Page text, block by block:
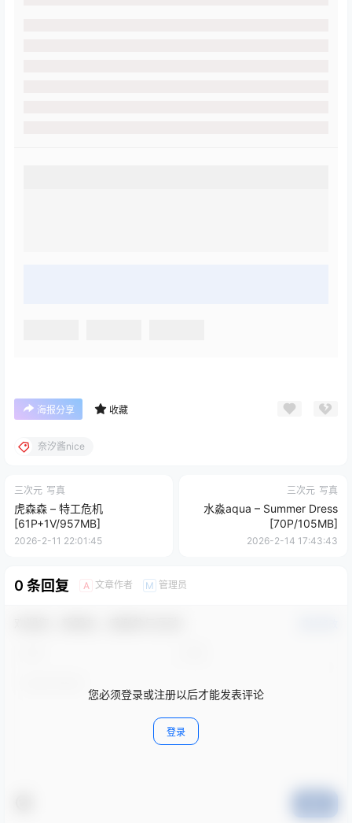
海报分享 收藏
奈汐酱nice
三次元 写真
虎森森 – 特工危机
[61P+1V/957MB]
2026-2-11 22:01:45
三次元 写真
水淼aqua – Summer Dress
[70P/105MB]
2026-2-14 17:43:43
0 条回复 A 文章作者 M 管理员
您必须登录或注册以后才能发表评论
登录